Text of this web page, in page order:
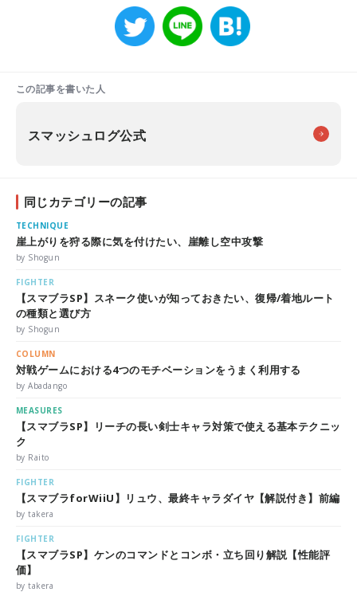
この記事を書いた人
スマッシュログ公式
同じカテゴリーの記事
TECHNIQUE
崖上がりを狩る際に気を付けたい、崖離し空中攻撃
by Shogun
FIGHTER
【スマブラSP】スネーク使いが知っておきたい、復帰/着地ルート
の種類と選び方
by Shogun
COLUMN
対戦ゲームにおける4つのモチベーションをうまく利用する
by Abadango
MEASURES
【スマブラSP】リーチの長い剣士キャラ対策で使える基本テクニッ
ク
by Raito
FIGHTER
【スマブラforWiiU】リュウ、最終キャラダイヤ【解説付き】前編
by takera
FIGHTER
【スマブラSP】ケンのコマンドとコンボ・立ち回り解説【性能評
価】
by takera